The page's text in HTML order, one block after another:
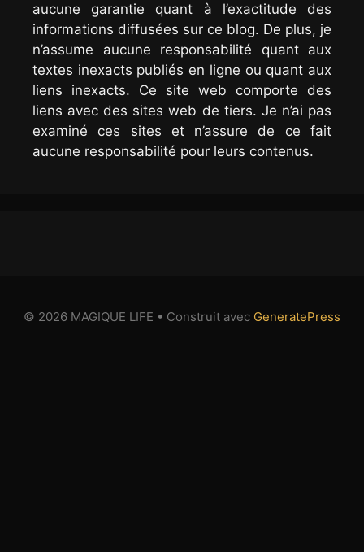
aucune garantie quant à l’exactitude des
informations diffusées sur ce blog. De plus, je
n’assume aucune responsabilité quant aux
textes inexacts publiés en ligne ou quant aux
liens inexacts. Ce site web comporte des
liens avec des sites web de tiers. Je n’ai pas
examiné ces sites et n’assure de ce fait
aucune responsabilité pour leurs contenus.
© 2026 MAGIQUE LIFE • Construit avec GeneratePress